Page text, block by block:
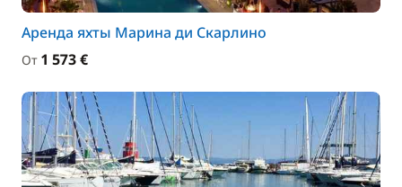
Аренда яхты Марина ди Скарлино
От 1 573 €